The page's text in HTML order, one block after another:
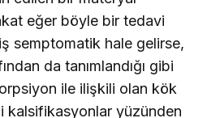
eğer böyle bir tedavi
semptomatik hale gelirse,
da tanımlandığı gibi
ile ilişkili olan kök
kalsifikasyonlar yüzünden